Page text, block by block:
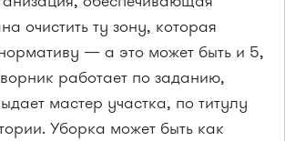
очистить ту зону, которая
— а это может быть и 5,
работает по заданию,
мастер участка, по титулу
Уборка может быть как